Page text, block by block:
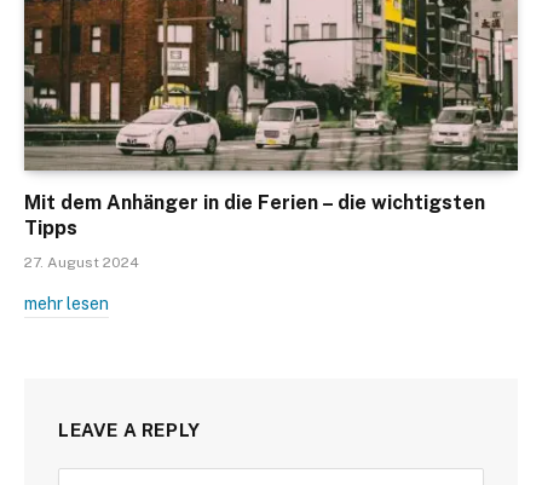
Mit dem Anhänger in die Ferien – die wichtigsten
Tipps
27. August 2024
mehr lesen
LEAVE A REPLY